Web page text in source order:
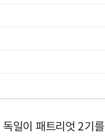
일이 패트리엇 2기